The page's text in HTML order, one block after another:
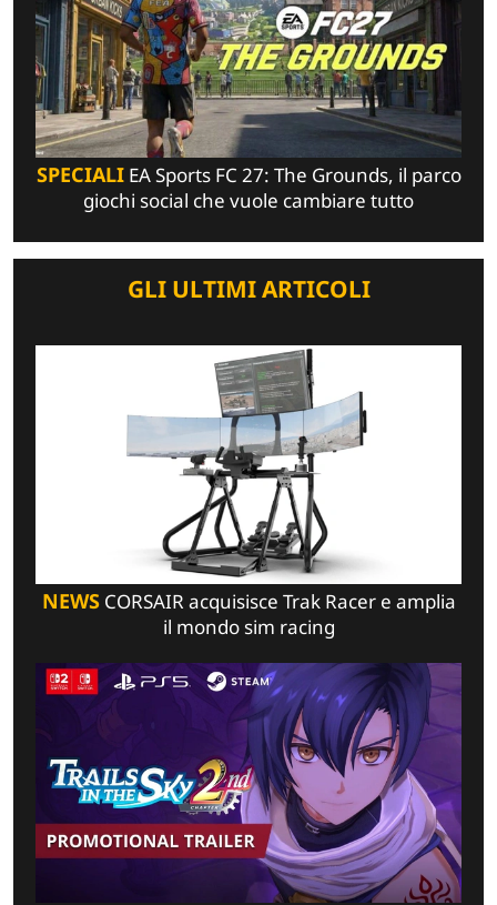
SPECIALIEA Sports FC 27: The Grounds, il parco
giochi social che vuole cambiare tutto
GLI ULTIMI ARTICOLI
NEWSCORSAIR acquisisce Trak Racer e amplia
il mondo sim racing